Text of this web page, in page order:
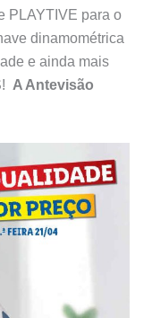
PLAYTIVE para o
dinamométrica
e ainda mais
A Antevisão